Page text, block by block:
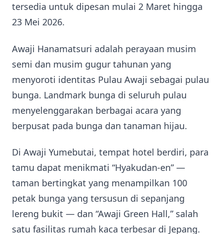
tersedia untuk dipesan mulai 2 Maret hingga
23 Mei 2026.
Awaji Hanamatsuri adalah perayaan musim
semi dan musim gugur tahunan yang
menyoroti identitas Pulau Awaji sebagai pulau
bunga. Landmark bunga di seluruh pulau
menyelenggarakan berbagai acara yang
berpusat pada bunga dan tanaman hijau.
Di Awaji Yumebutai, tempat hotel berdiri, para
tamu dapat menikmati “Hyakudan-en” —
taman bertingkat yang menampilkan 100
petak bunga yang tersusun di sepanjang
lereng bukit — dan “Awaji Green Hall,” salah
satu fasilitas rumah kaca terbesar di Jepang.